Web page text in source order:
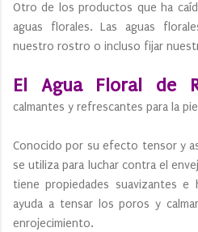
Otro de los productos que ha
aguas florales. Las aguas
nuestro rostro o incluso fijar
El Agua Floral de
calmantes y refrescantes para la
Conocido por su efecto tensor y
se utiliza para luchar contra el
tiene propiedades suavizantes e
ayuda a tensar los poros y
enrojecimiento.